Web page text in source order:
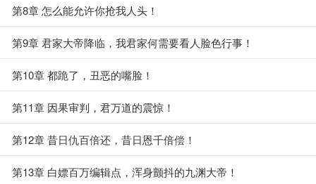
第8章 怎么能允许你抢我人头！
第9章 君家大帝降临，我君家何需要看人脸色行事！
第10章 都跪了，丑恶的嘴脸！
第11章 因果审判，君万道的震惊！
第12章 昔日仇百倍还，昔日恩千倍偿！
第13章 白嫖百万编辑点，浑身颤抖的九渊大帝！